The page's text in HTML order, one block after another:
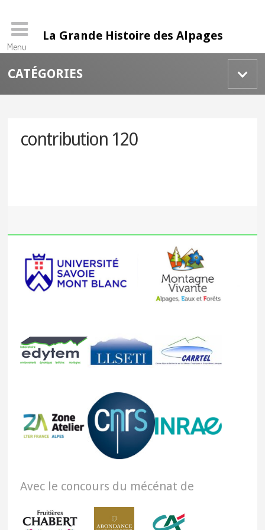
toCATÉGORIES
contribution 120
Avec le concours du mécénat de
Menu
La Grande Histoire des Alpages